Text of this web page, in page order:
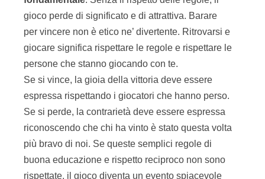
sensi. Un gioco molto bello e semplice è il “cesto
dei tesori” dove il bambino pesca oggetti della
vita quotidiana e li esplora con tutti i sensi: un
uovo di legno per riparare le calze, un colino per il
tè o un gomitolo di cotone.
Figura 6 – “Cesto dei tesori”: semplici oggetti
comuni diventano per bambini anche in
tenerissima età uno strumento di esplorazione, da
esperire con tutti i sensi.